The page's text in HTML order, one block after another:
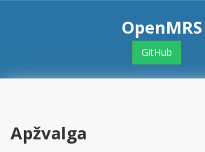
OpenMRS
GitHub
Apžvalga